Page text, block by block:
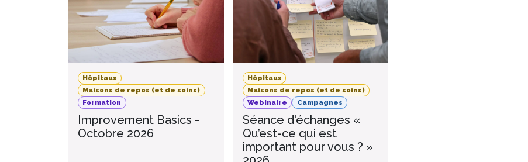
Hôpitaux
Maisons de repos (et de soins)
Formation
Improvement Basics -
Octobre 2026
Hôpitaux
Maisons de repos (et de soins)
Webinaire
Campagnes
Séance d'échanges «
Qu’est-ce qui est
important pour vous ? »